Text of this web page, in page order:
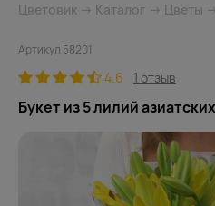
Цветовик → Каталог → Цветы
Артикул 58201
4.6 1 отзыв
Букет из 5 лилий